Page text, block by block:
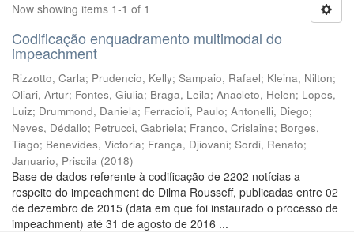
Now showing items 1-1 of 1
Codificação enquadramento multimodal do
impeachment
Rizzotto, Carla; Prudencio, Kelly; Sampaio, Rafael; Kleina, Nilton;
Oliari, Artur; Fontes, Giulia; Braga, Leila; Anacleto, Helen; Lopes,
Luiz; Drummond, Daniela; Ferracioli, Paulo; Antonelli, Diego;
Neves, Dédallo; Petrucci, Gabriela; Franco, Crislaine; Borges,
Tiago; Benevides, Victoria; França, Djiovani; Sordi, Renato;
Januario, Priscila (2018)
Base de dados referente à codificação de 2202 notícias a
respeito do impeachment de Dilma Rousseff, publicadas entre 02
de dezembro de 2015 (data em que foi instaurado o processo de
impeachment) até 31 de agosto de 2016 ...